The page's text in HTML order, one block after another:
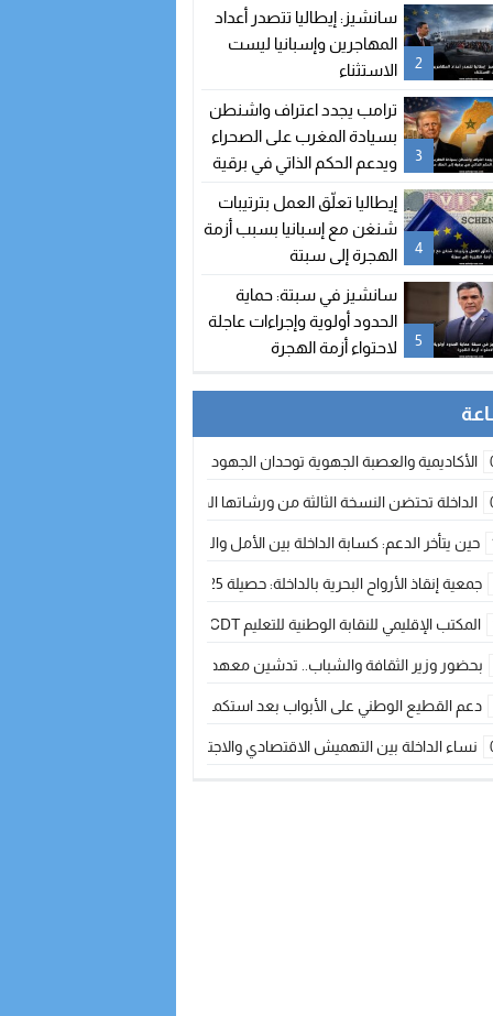
2
سانشيز: إيطاليا تتصدر أعداد
المهاجرين وإسبانيا ليست
الاستثناء
3
ترامب يجدد اعتراف واشنطن
بسيادة المغرب على الصحراء
ويدعم الحكم الذاتي في برقية
إلى الملك محمد السادس
4
إيطاليا تعلّق العمل بترتيبات
شنغن مع إسبانيا بسبب أزمة
الهجرة إلى سبتة
5
سانشيز في سبتة: حماية
الحدود أولوية وإجراءات عاجلة
لاحتواء أزمة الهجرة
الأكاديمية والعصبة الجهوية توحدان الجهود لتطوير الممارسة الكروية بجهة
الداخلة تحتضن النسخة الثالثة من ورشاتها الدولية: تكوين متخصص في التراث
حين يتأخر الدعم: كسابة الداخلة بين الأمل والقلق ؟
جمعية إنقاذ الأرواح البحرية بالداخلة: حصيلة 2025 بين مهام الإنقاذ ومشروع “دار البحار”
المكتب الإقليمي للنقابة الوطنية للتعليم CDT يجتمع مع المدير الإقليمي لمناقشة ملفات جوهرية لنساء ورجال التعليم
بحضور وزير الثقافة والشباب.. تدشين معهد الموسيقى والفنون الكوريغرافية بالداخلة
دعم القطيع الوطني على الأبواب بعد استكمال الترقيم… الفلاحة المغربية
نساء الداخلة بين التهميش الاقتصادي والاجتماعي… في المؤسسات الإنتاجية